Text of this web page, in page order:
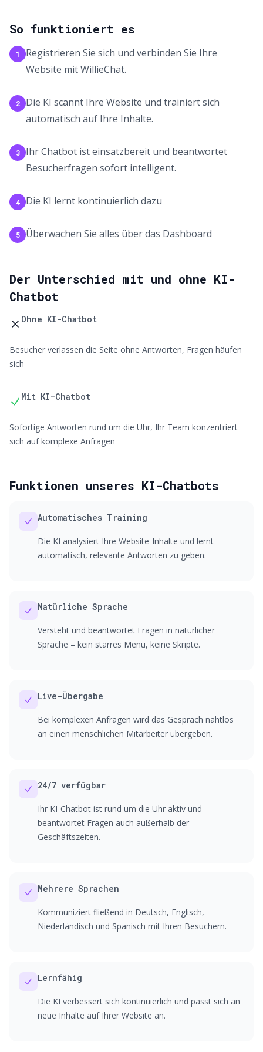
So funktioniert es
1
Registrieren Sie sich und verbinden Sie Ihre
Website mit WillieChat.
2
Die KI scannt Ihre Website und trainiert sich
automatisch auf Ihre Inhalte.
3
Ihr Chatbot ist einsatzbereit und beantwortet
Besucherfragen sofort intelligent.
4 Die KI lernt kontinuierlich dazu
5 Überwachen Sie alles über das Dashboard
Der Unterschied mit und ohne KI-
Chatbot
Ohne KI-Chatbot
Besucher verlassen die Seite ohne Antworten, Fragen häufen
sich
Mit KI-Chatbot
Sofortige Antworten rund um die Uhr, Ihr Team konzentriert
sich auf komplexe Anfragen
Funktionen unseres KI-Chatbots
Automatisches Training
Die KI analysiert Ihre Website-Inhalte und lernt
automatisch, relevante Antworten zu geben.
Natürliche Sprache
Versteht und beantwortet Fragen in natürlicher
Sprache – kein starres Menü, keine Skripte.
Live-Übergabe
Bei komplexen Anfragen wird das Gespräch nahtlos
an einen menschlichen Mitarbeiter übergeben.
24/7 verfügbar
Ihr KI-Chatbot ist rund um die Uhr aktiv und
beantwortet Fragen auch außerhalb der
Geschäftszeiten.
Mehrere Sprachen
Kommuniziert fließend in Deutsch, Englisch,
Niederländisch und Spanisch mit Ihren Besuchern.
Lernfähig
Die KI verbessert sich kontinuierlich und passt sich an
neue Inhalte auf Ihrer Website an.